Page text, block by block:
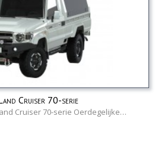
Cruiser 70-serie
Cruiser 70-serie Oerdegelijke…